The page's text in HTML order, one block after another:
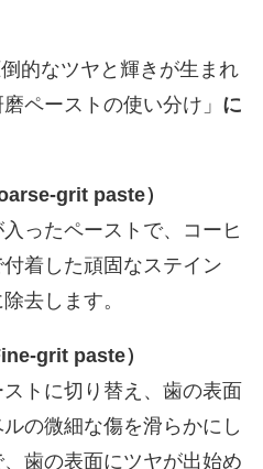
的なツヤと輝きが生まれ
ペーストの使い分け」 に
grit paste）
ったペーストで、コーヒ
着した頑固なステイン
去します。
grit paste）
トに切り替え、歯の表面
の微細な傷を滑らかにし
歯の表面にツヤが出始め